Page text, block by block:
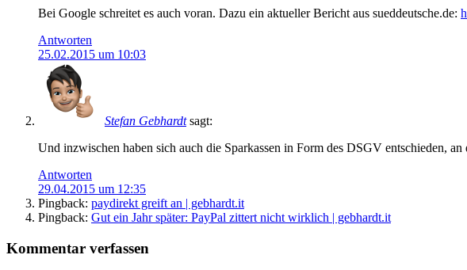
Bei Google schreitet es auch voran. Dazu ein aktueller Bericht aus sueddeutsche.de:
Antworten
25.02.2015 um 10:03
Stefan Gebhardt sagt:
Und inzwischen haben sich auch die Sparkassen in Form des DSGV entschieden,
Antworten
29.04.2015 um 12:35
Pingback: paydirekt greift an | gebhardt.it
Pingback: Gut ein Jahr später: PayPal zittert nicht wirklich | gebhardt.it
Kommentar verfassen